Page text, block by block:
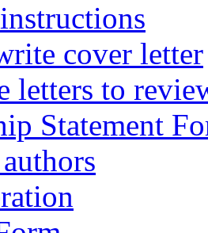
cover letter
letters to
Statement